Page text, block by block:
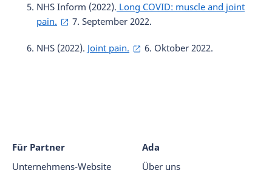
NHS Inform (2022). Long COVID: muscle and joint
pain.
7. September 2022.
NHS (2022). Joint pain. 6. Oktober 2022.
Für Partner
Unternehmens-Website
Ada
Über uns